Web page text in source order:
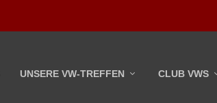
UNSERE VW-TREFFEN CLUB VWS